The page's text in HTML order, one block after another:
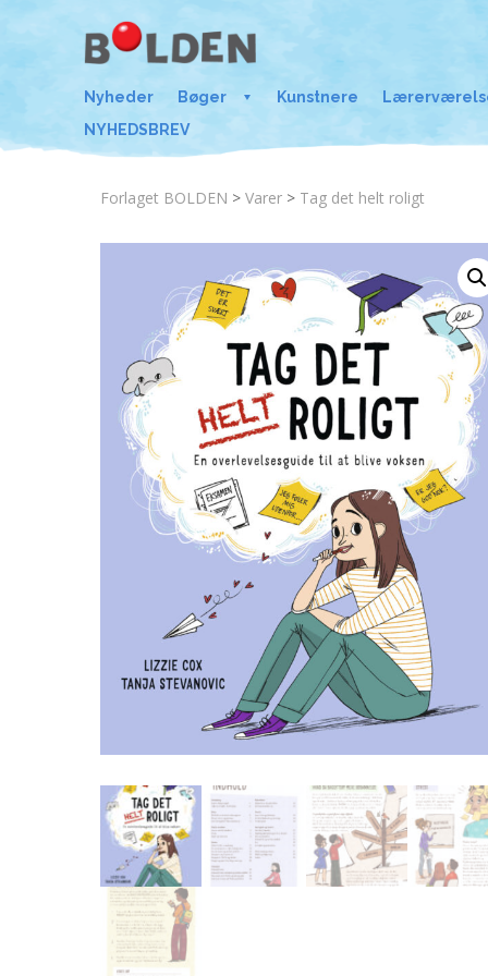
Nyheder Bøger Kunstnere
NYHEDSBREV
Forlaget BOLDEN >Varer > Tag det helt roligt